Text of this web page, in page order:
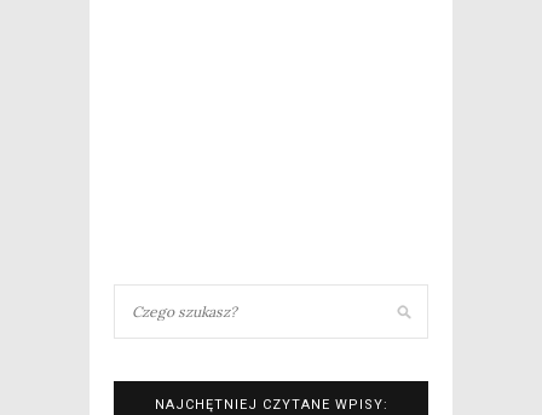
NAJCHĘTNIEJ CZYTANE WPISY: